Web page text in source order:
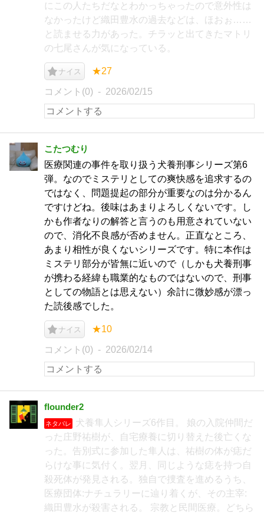
にこの人たちだなとわかっちゃったので意外性は
なかったけど織田豊水の過去などは、ほおぉ……
と読ませる力があった。チラッと出てきたマトリ
の七尾さんが気になっている。
ナイス ★27
コメント(0) 2026/02/15
こたつむり
医療関連の事件を取り扱う犬養刑事シリーズ第6
弾。なのでミステリとしての爽快感を追求するの
ではなく、問題提起の部分が重要なのは分かるん
ですけどね。後味はあまりよろしくないです。し
かも作者なりの解答と言うのも用意されていない
ので、消化不良感が否めません。正直なところ、
あまり相性が良くないシリーズです。特に本作は
ミステリ部分が皆無に近いので（しかも犬養刑事
が携わる経緯も職業的なものではないので、刑事
としての物語とは思えない）余計に微妙感が漂っ
た読後感でした。
ナイス ★10
コメント(0) 2026/02/14
flounder2
ネタバレ
犬養隼人シリーズ6作目。 娘の入院仲間だ
った庄野祐樹が、自宅療養に切り替えた後亡くな
った。告別式に参加した隼人は、祐樹の体が痣だ
らけな事に気付く。翌月、同じような痣を持つ自
殺死体が発見される。独自で捜査を進めるうち、
医療団体:ナチュラリーに辿り着くが、その主宰:
織田豊水が殺害される。 宗教と民間医療。どちら